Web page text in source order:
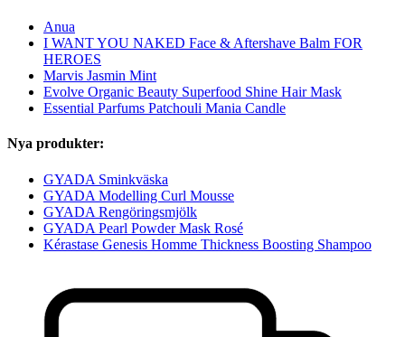
Anua
I WANT YOU NAKED Face & Aftershave Balm FOR
HEROES
Marvis Jasmin Mint
Evolve Organic Beauty Superfood Shine Hair Mask
Essential Parfums Patchouli Mania Candle
Nya produkter:
GYADA Sminkväska
GYADA Modelling Curl Mousse
GYADA Rengöringsmjölk
GYADA Pearl Powder Mask Rosé
Kérastase Genesis Homme Thickness Boosting Shampoo